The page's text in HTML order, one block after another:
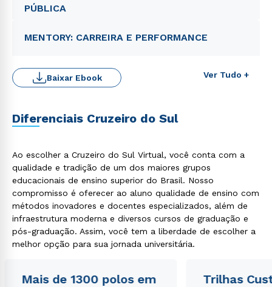
PÚBLICA
MENTORY: CARREIRA E PERFORMANCE
Ver Tudo +
Baixar Ebook
Diferenciais Cruzeiro do Sul
Ao escolher a Cruzeiro do Sul Virtual, você conta com a
qualidade e tradição de um dos maiores grupos
educacionais de ensino superior do Brasil. Nosso
compromisso é oferecer ao aluno qualidade de ensino com
métodos inovadores e docentes especializados, além de
infraestrutura moderna e diversos cursos de graduação e
pós-graduação. Assim, você tem a liberdade de escolher a
melhor opção para sua jornada universitária.
Mais de 1300 polos em
Trilhas
Rápido e fácil
WhatsApp
ou